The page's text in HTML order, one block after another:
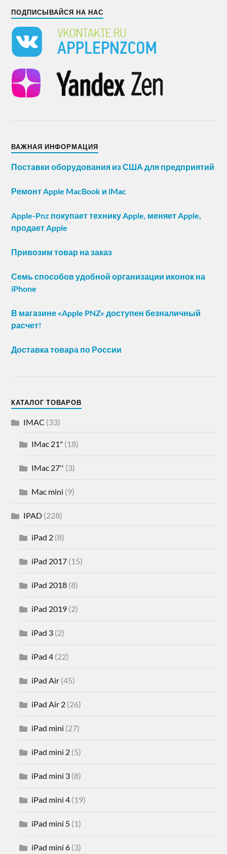
ПОДПИСЫВАЙСЯ НА НАС
ВАЖНАЯ ИНФОРМАЦИЯ
Поставки оборудования из США для предприятий
Ремонт Apple MacBook и iMac
Apple-Pnz покупает технику Apple, меняет Apple,
продает Apple
Привозим товар на заказ
Семь способов удобной организации иконок на
iPhone
В магазине «Apple PNZ» доступен безналичный
расчет!
Доставка товара по России
КАТАЛОГ ТОВАРОВ
IMAC (33)
IMac 21" (18)
IMac 27'' (3)
Mac mini (9)
IPAD (228)
iPad 2 (8)
iPad 2017 (15)
iPad 2018 (8)
iPad 2019 (2)
iPad 3 (2)
iPad 4 (22)
iPad Air (45)
iPad Air 2 (26)
iPad mini (27)
iPad mini 2 (5)
iPad mini 3 (8)
iPad mini 4 (19)
iPad mini 5 (1)
iPad mini 6 (3)